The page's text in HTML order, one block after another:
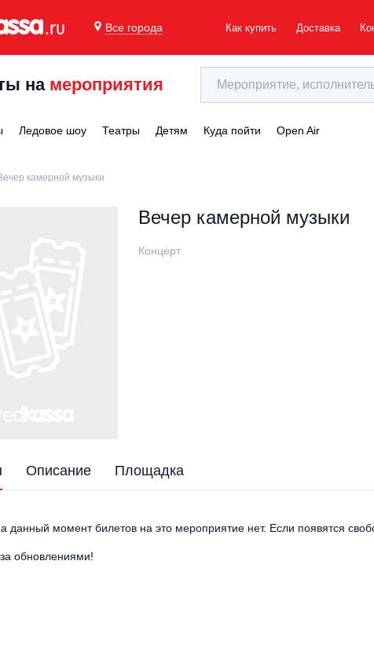
Все города Как купить Доставка
на мероприятия
Ледовое шоу Театры Детям Куда пойти Open Air
камерной музыки
Вечер камерной музыки
Концерт
Описание Площадка
данный момент билетов на это мероприятие нет. Если появятся
обновлениями!